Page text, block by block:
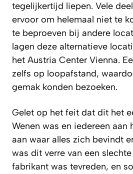
tegelijkertijd liepen. Vele
ervoor om helemaal niet te
te beproeven bij andere
lagen deze alternatieve
het Austria Center Vienna.
zelfs op loopafstand,
gemak konden bezoeken.
Gelet op het feit dat dit het
Wenen was en iedereen aan
aan waar alles zich bevindt
was dit verre van een
fabrikant was tevreden, en